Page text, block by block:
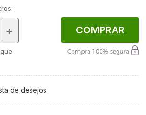
+ COMPRAR
de desejos